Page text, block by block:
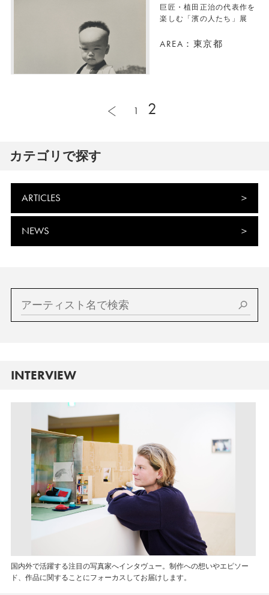
巨匠・植田正治の代表作を
楽しむ「濱の人たち」展
AREA：東京都
1 2
カテゴリで探す
ARTICLES
NEWS
INTERVIEW
国内外で活躍する注目の写真家へインタヴュー。制作への想いやエピソー
ド、作品に関することにフォーカスしてお届けします。